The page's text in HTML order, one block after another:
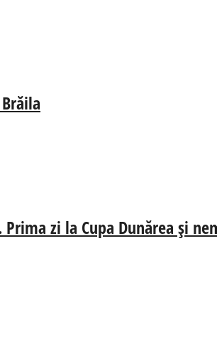
zi la Cupa Dunărea și